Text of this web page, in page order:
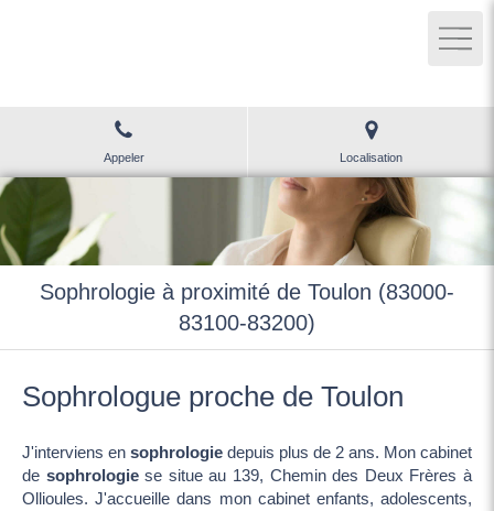
Appeler Localisation
Sophrologie à proximité de Toulon (83000-
83100-83200)
Sophrologue proche de Toulon
J'interviens en sophrologie depuis plus de 2 ans. Mon cabinet
de sophrologiese situe au 139, Chemin des Deux Frères à
Ollioules. J'accueille dans mon cabinet enfants, adolescents,